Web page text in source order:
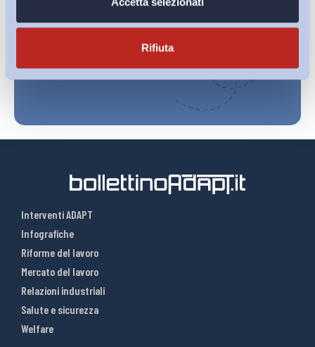
Rifiuta
Privacy Policy
Interventi ADAPT
Infografiche
Riforme del lavoro
Mercato del lavoro
Relazioni industriali
Salute e sicurezza
Welfare